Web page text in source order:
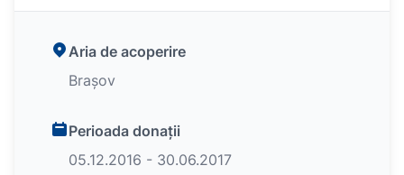
Aria de acoperire
Brașov
Perioada donații
05.12.2016 - 30.06.2017